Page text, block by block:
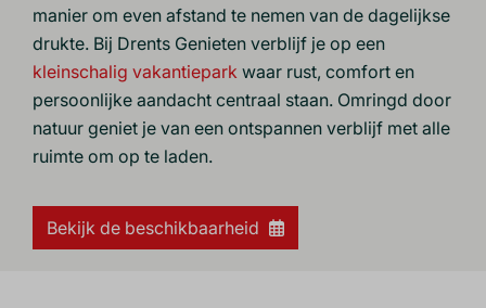
manier om even afstand te nemen van de dagelijkse
drukte. Bij Drents Genieten verblijf je op een
kleinschalig vakantiepark waar rust, comfort en
persoonlijke aandacht centraal staan. Omringd door
natuur geniet je van een ontspannen verblijf met alle
ruimte om op te laden.
Bekijk de beschikbaarheid